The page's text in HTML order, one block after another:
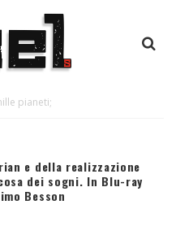
pianeti;
e della realizzazione
dei sogni. In Blu-ray
Besson